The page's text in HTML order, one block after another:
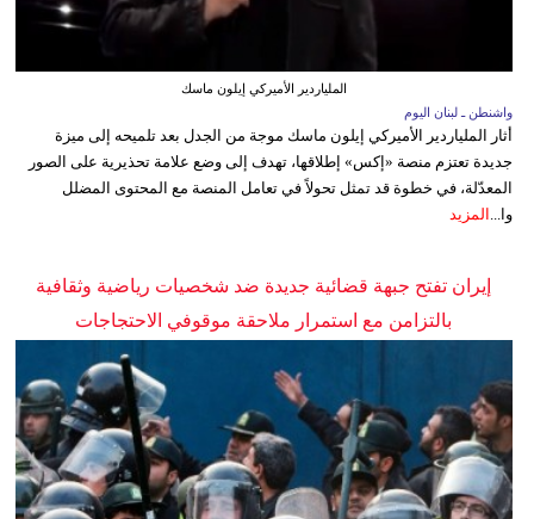
الملياردير الأميركي إيلون ماسك
واشنطن ـ لبنان اليوم
أثار الملياردير الأميركي إيلون ماسك موجة من الجدل بعد تلميحه إلى ميزة
جديدة تعتزم منصة «إكس» إطلاقها، تهدف إلى وضع علامة تحذيرية على الصور
المعدّلة، في خطوة قد تمثل تحولاً في تعامل المنصة مع المحتوى المضلل
وا... المزيد
إيران تفتح جبهة قضائية جديدة ضد شخصيات رياضية وثقافية
بالتزامن مع استمرار ملاحقة موقوفي الاحتجاجات